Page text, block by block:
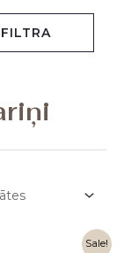
Sale!
Current